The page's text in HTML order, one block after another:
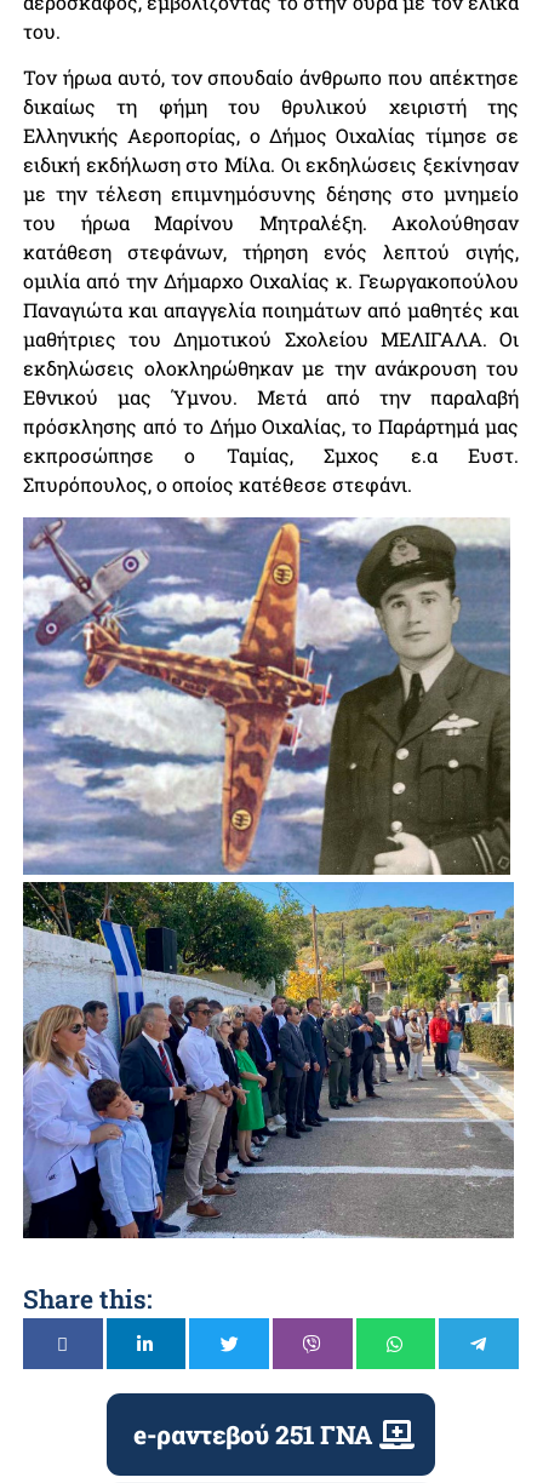
του.
Τον ήρωα αυτό, τον σπουδαίο άνθρωπο που απέκτησε
δικαίως τη φήμη του θρυλικού χειριστή της
Ελληνικής Αεροπορίας, ο Δήμος Οιχαλίας τίμησε σε
ειδική εκδήλωση στο Μίλα. Οι εκδηλώσεις ξεκίνησαν
με την τέλεση επιμνημόσυνης δέησης στο μνημείο
του ήρωα Μαρίνου Μητραλέξη. Ακολούθησαν
κατάθεση στεφάνων, τήρηση ενός λεπτού σιγής,
ομιλία από την Δήμαρχο Οιχαλίας κ. Γεωργακοπούλου
Παναγιώτα και απαγγελία ποιημάτων από μαθητές και
μαθήτριες του Δημοτικού Σχολείου ΜΕΛΙΓΑΛΑ. Οι
εκδηλώσεις ολοκληρώθηκαν με την ανάκρουση του
Εθνικού μας Ύμνου. Μετά από την παραλαβή
πρόσκλησης από το Δήμο Οιχαλίας, το Παράρτημά μας
εκπροσώπησε ο Ταμίας, Σμχος ε.α Ευστ.
Σπυρόπουλος, ο οποίος κατέθεσε στεφάνι.
Share this:
e-ραντεβού 251 ΓΝΑ